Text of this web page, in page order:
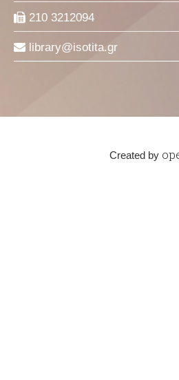
210 3212094
library isotita gr
Created by